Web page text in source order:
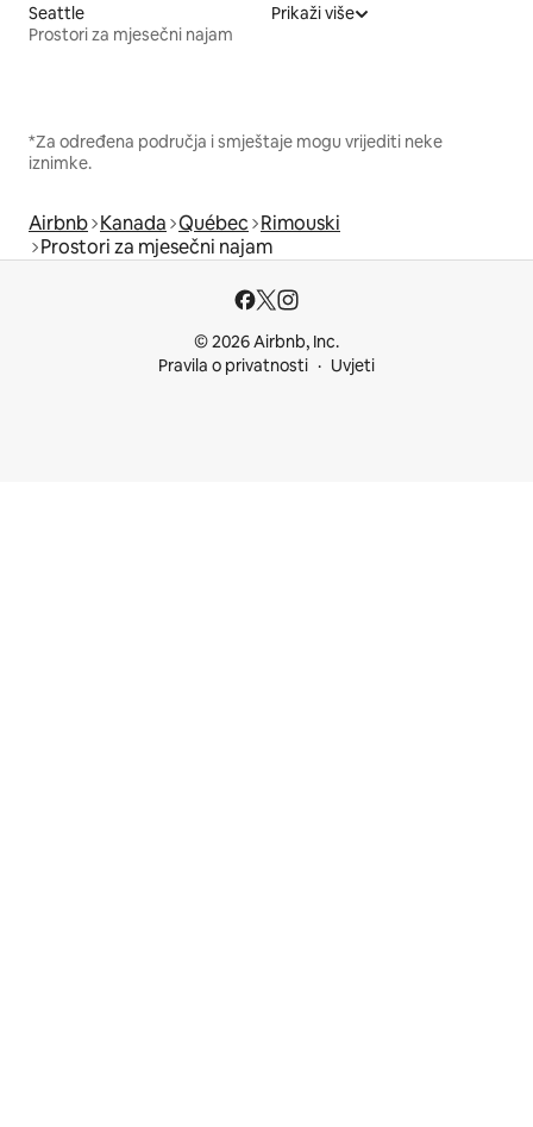
Seattle
Prostori za mjesečni najam
Prikaži više
*Za određena područja i smještaje mogu vrijediti neke
iznimke.
Airbnb Kanada Québec Rimouski
Prostori za mjesečni najam
© 2026 Airbnb, Inc.
Pravila o privatnosti
Uvjeti